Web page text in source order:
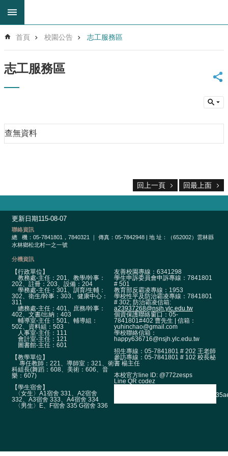
跳到主要內容區塊
階
搜
首
站
導
網
校
網
登
入
平
台
校
園
公
主
單
首頁 校園公告 志工服務區
志工服務區
查無資料
回上一頁 回最上面
更新日期115-08-07
聯絡資訊
總
機：05-7841801，7840321 ｜ 傳真：05-7842948 | 地 址：（652002）雲林縣
水林鄉松北村一之一號
分機資訊
【行政單位】
教務處-主任：201、教學/幹事：
202、註冊：203、設備：204
學務處-主任：301、訓育/生輔：
302、衛生/幹事：303、健康中心：
311
總務處-主任：401、庶務/幹事：
402、文書/出納：403
輔導室-主任：501、輔導組：
502、資料組：503
人事室-主任：111
會計室-主任：121
圖書館-主任：601
【教學單位】
專任教師：221、導師室：321、術
科組長(舞蹈：608、美術：606、音
樂：607)
【學生宿舍】
〈女生〉A1宿舍 331、A2宿舍
332、A3宿舍 333、A4宿舍 334
〈男生〉E、F宿舍 335 G宿舍 336
友善校園專線：6341298
學生申訴委員會申訴專線：7841801
# 501
教育部反霸凌專線：1953
學校性平及防治霸凌專線：7841801
# 302; 防治霸凌信箱:
a23937268@nsjh.ylc.edu.tw
個資保護聯絡窗口：05-
7841801#402 曹先生 | 信箱：
yuhinchao@gmail.com
學校聯絡信箱：
happy636716@nsjh.ylc.edu.tw
招生專線：05-7841801 # 202 王老師
參訪專線：05-7841801 # 102 校長秘
書 楊主任
本校官方line ID: @772zesps
Line QR codez